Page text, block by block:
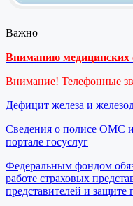
Важно
Вниманию медицинских
Внимание! Телефонные
Дефицит железа и
Сведения о полисе ОМС
портале госуслуг
Федеральным фондом
работе страховых
представителей и защите